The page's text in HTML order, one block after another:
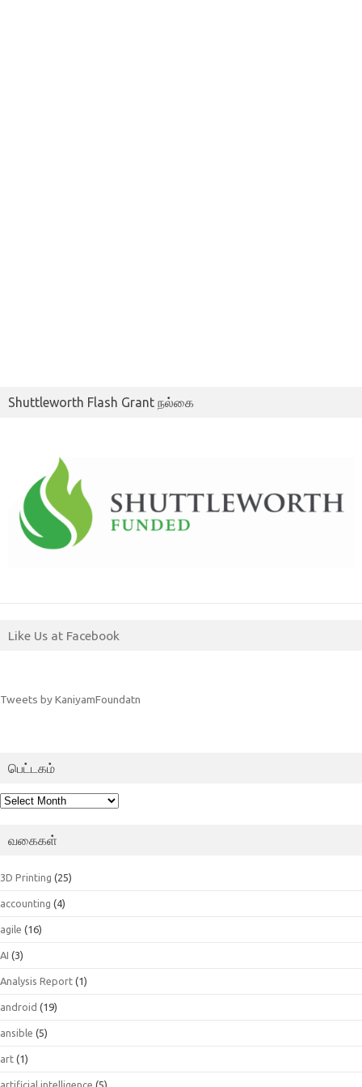
Shuttleworth Flash Grant நல்கை
Like Us at Facebook
Tweets by KaniyamFoundatn
பெட்டகம்
பெட்டகம்
வகைகள்
3D Printing (25)
accounting (4)
agile (16)
AI (3)
Analysis Report (1)
android (19)
ansible (5)
art (1)
artificial intelligence (5)